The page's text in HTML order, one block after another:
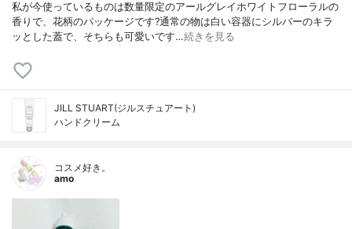
私が今使っているものは数量限定のアールグレイホワイトフローラルの
香りで、花柄のパッケージです?通常の物は白い容器にシルバーのキラ
ッとした蓋で、そちらも可愛いです…続きを見る
JILL STUART(ジルスチュアート)
ハンドクリーム
コスメ好き。
amo